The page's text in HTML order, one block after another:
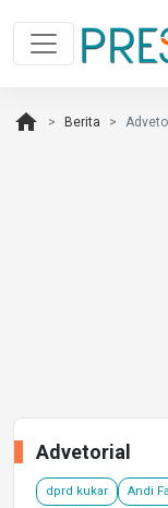
home Berita
Advetorial
dprd kukar Andi